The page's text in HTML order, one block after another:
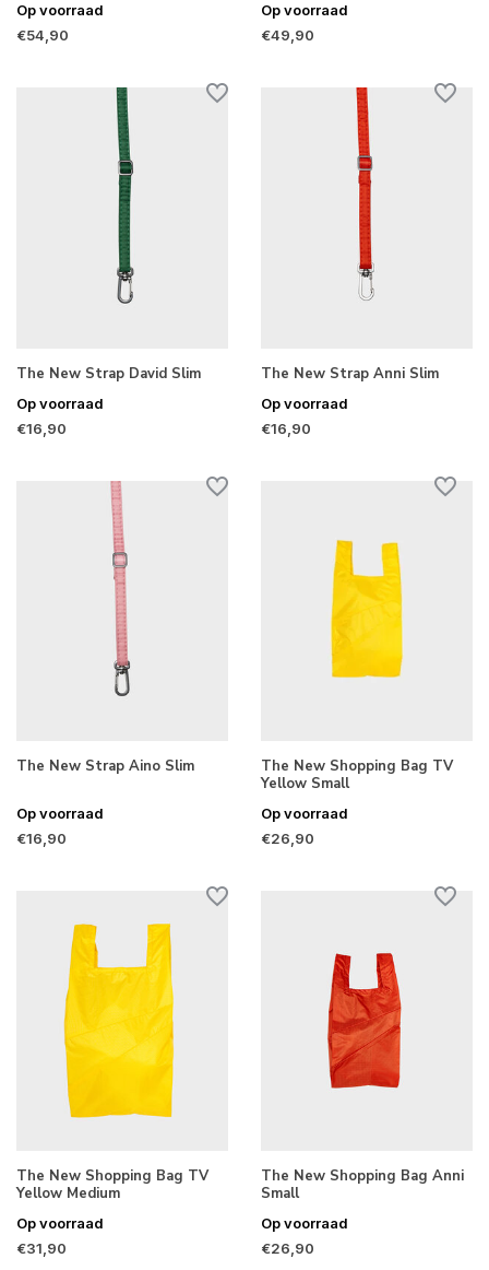
Op voorraad
€54,90
Op voorraad
€49,90
The New Strap David Slim
Op voorraad
€16,90
The New Strap Anni Slim
Op voorraad
€16,90
The New Strap Aino Slim
Op voorraad
€16,90
The New Shopping Bag TV
Yellow Small
Op voorraad
€26,90
The New Shopping Bag TV
Yellow Medium
Op voorraad
€31,90
The New Shopping Bag Anni
Small
Op voorraad
€26,90